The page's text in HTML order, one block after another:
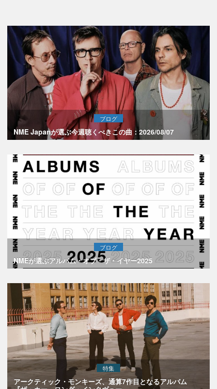
ブログ
NME Japanが選ぶ今週聴くべきこの曲：2026/08/07
ブログ
NMEが選ぶアルバム・オブ・ザ・イヤー2025
特集
アークティック・モンキーズ、通算7作目となるアルバム